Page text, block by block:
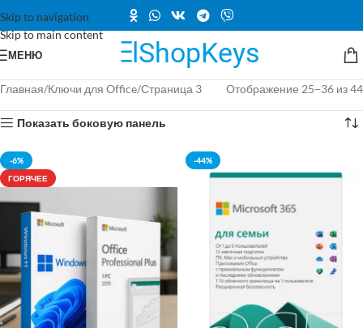
Skip to navigation
Skip to main content
МЕНЮ
Главная Ключи для Office Страница 3 Отображение 25–36 из 44
Показать боковую панель
-6%
ГОРЯЧЕЕ
-44%